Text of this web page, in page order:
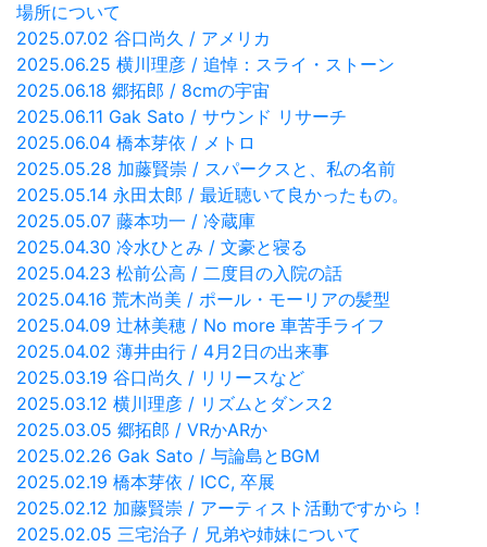
場所について
2025.07.02 谷口尚久 / アメリカ
2025.06.25 横川理彦 / 追悼：スライ・ストーン
2025.06.18 郷拓郎 / 8cmの宇宙
2025.06.11 Gak Sato / サウンド リサーチ
2025.06.04 橋本芽依 / メトロ
2025.05.28 加藤賢崇 / スパークスと、私の名前
2025.05.14 永田太郎 / 最近聴いて良かったもの。
2025.05.07 藤本功一 / 冷蔵庫
2025.04.30 冷水ひとみ / 文豪と寝る
2025.04.23 松前公高 / 二度目の入院の話
2025.04.16 荒木尚美 / ポール・モーリアの髪型
2025.04.09 辻林美穂 / No more 車苦手ライフ
2025.04.02 薄井由行 / 4月2日の出来事
2025.03.19 谷口尚久 / リリースなど
2025.03.12 横川理彦 / リズムとダンス2
2025.03.05 郷拓郎 / VRかARか
2025.02.26 Gak Sato / 与論島とBGM
2025.02.19 橋本芽依 / ICC, 卒展
2025.02.12 加藤賢崇 / アーティスト活動ですから！
2025.02.05 三宅治子 / 兄弟や姉妹について